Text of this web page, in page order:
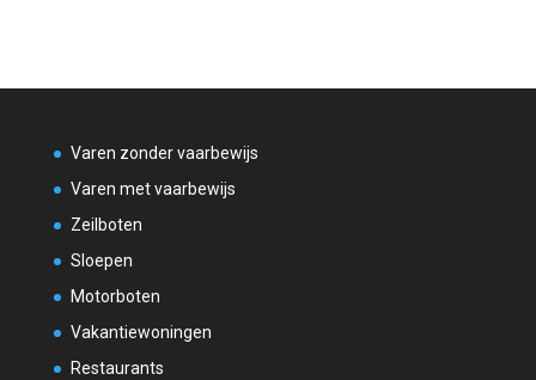
Varen zonder vaarbewijs
Varen met vaarbewijs
Zeilboten
Sloepen
Motorboten
Vakantiewoningen
Restaurants